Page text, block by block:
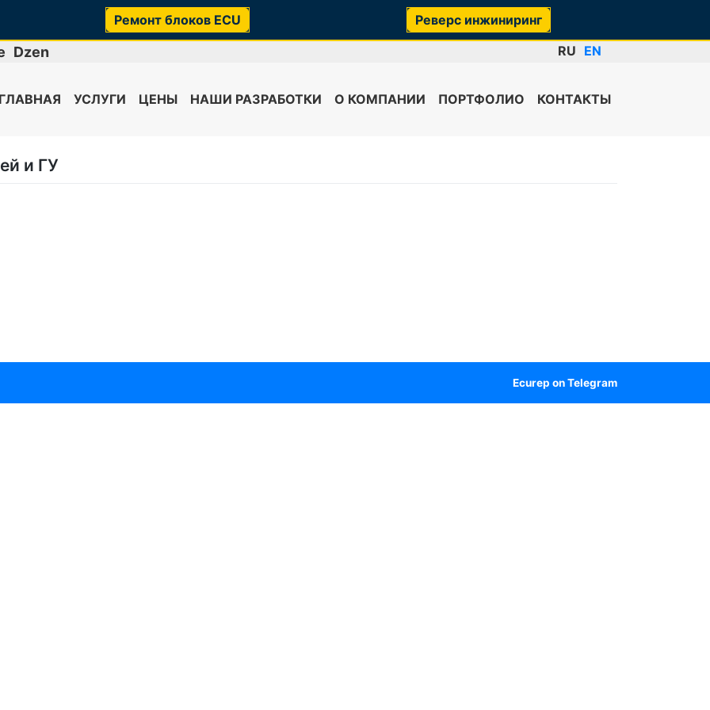
Ремонт блоков ECU
Реверс инжиниринг
Dzen RU EN
ГЛАВНАЯ УСЛУГИ ЦЕНЫ НАШИ РАЗРАБОТКИ О КОМПАНИИ ПОРТФОЛИО КОНТАКТЫ
и ГУ
Ecurep on Telegram